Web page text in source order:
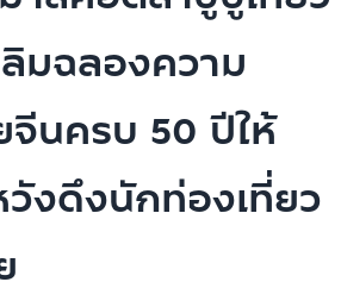
มฉลองความ
นครบ 50 ปีให้
งดึงนักท่องเที่ยว